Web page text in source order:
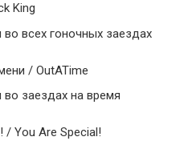
King
всех гоночных заездах
/ OutATime
заездах на время
/ You Are Special!